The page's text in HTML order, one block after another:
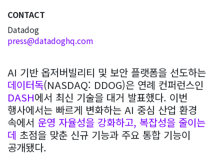
CONTACT
Datadog
press@datadoghq.com
AI 기반 옵저버빌리티 및 보안 플랫폼을 선도하는
데이터독(NASDAQ: DDOG)은 연례 컨퍼런스인
DASH에서 최신 기술을 대거 발표했다. 이번
행사에서는 빠르게 변화하는 AI 중심 산업 환경
속에서 운영 자율성을 강화하고, 복잡성을 줄이는
데 초점을 맞춘 신규 기능과 주요 통합 기능이
공개됐다.